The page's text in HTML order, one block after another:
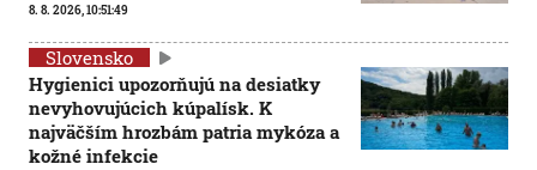
8. 8. 2026, 10:51:49
Slovensko
Hygienici upozorňujú na desiatky
nevyhovujúcich kúpalísk. K
najväčším hrozbám patria mykóza a
kožné infekcie